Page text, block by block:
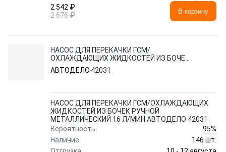
2 542 ₽
2 676 ₽
В корзину
НАСОС ДЛЯ ПЕРЕКАЧКИ ГСМ/
ОХЛАЖДАЮЩИХ ЖИДКОСТЕЙ ИЗ БОЧЕК
РУЧНОЙ МЕТАЛЛИЧЕСКИЙ 16 Л/МИН
АВТОДЕЛО 42031
АВТОДЕЛО 42031
НАСОС ДЛЯ ПЕРЕКАЧКИ ГСМ/ОХЛАЖДАЮЩИХ
ЖИДКОСТЕЙ ИЗ БОЧЕК РУЧНОЙ
МЕТАЛЛИЧЕСКИЙ 16 Л/МИН АВТОДЕЛО 42031
Вероятность
95%
Наличие
146 шт.